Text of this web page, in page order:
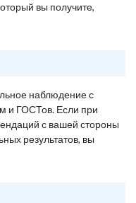
вы получите,
наблюдение с
и ГОСТов. Если при
с вашей стороны
результатов, вы